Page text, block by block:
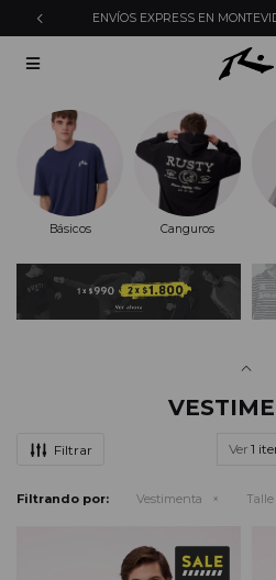
ENVÍOS EXPRESS EN

Básicos Canguros
Ver
Filtrando por: Vestimenta Talle